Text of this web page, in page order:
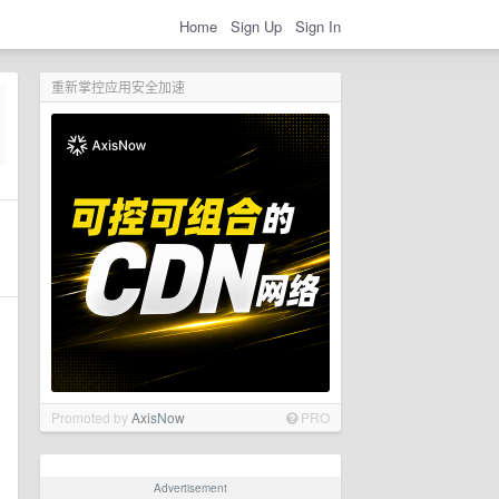
Home Sign Up Sign In
重新掌控应用安全加速
Promoted byAxisNow PRO
Advertisement